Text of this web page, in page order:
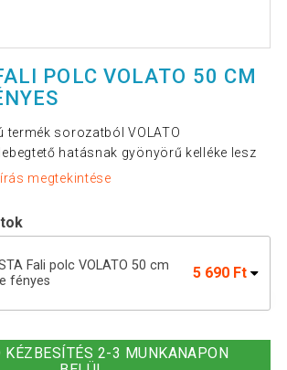
POLC VOLATO 50 CM
sorozatból VOLATO
hatásnak gyönyörű kelléke lesz
megtekintése
Fali polc VOLATO 50 cm
fényes
5 690 Ft
fényes
KÉZBESÍTÉS 2-3 MUNKANAPON